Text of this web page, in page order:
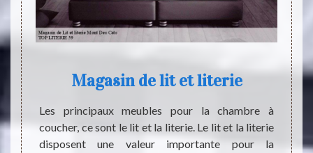
Il
le
le
Magasin de lit et literie
Les principaux meubles pour la chambre à
coucher, ce sont le lit et la literie. Le lit et la literie
disposent une valeur importante pour la
Dès
que